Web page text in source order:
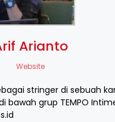
Arianto
Website
stringer di sebuah
grup TEMPO